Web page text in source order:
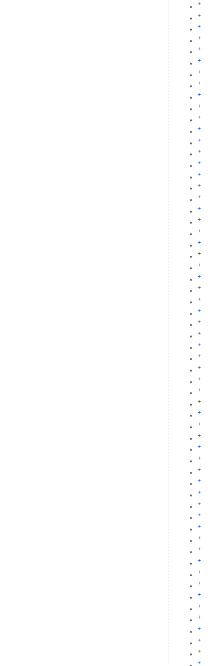
+
+
+
+
+
+
+
+
+
+
+
+
+
+
+
+
+
+
+
+
+
+
+
+
+
+
+
+
+
+
+
+
+
+
+
+
+
+
+
+
+
+
+
+
+
+
+
+
+
+
+
+
+
+
+
+
+
+
+